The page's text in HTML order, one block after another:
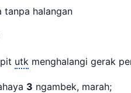
tanpa halangan
utk menghalangi gerak
3 ngambek, marah;